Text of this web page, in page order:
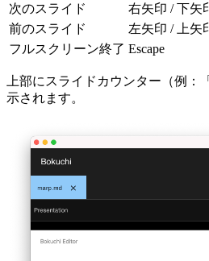
次のスライド
右矢印 / 下矢
前のスライド
左矢印 / 上矢
フルスクリーン終了 Escape
上部にスライドカウンター（例：
示されます。